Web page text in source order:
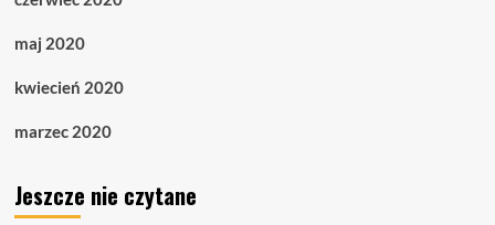
maj 2020
kwiecień 2020
marzec 2020
Jeszcze nie czytane